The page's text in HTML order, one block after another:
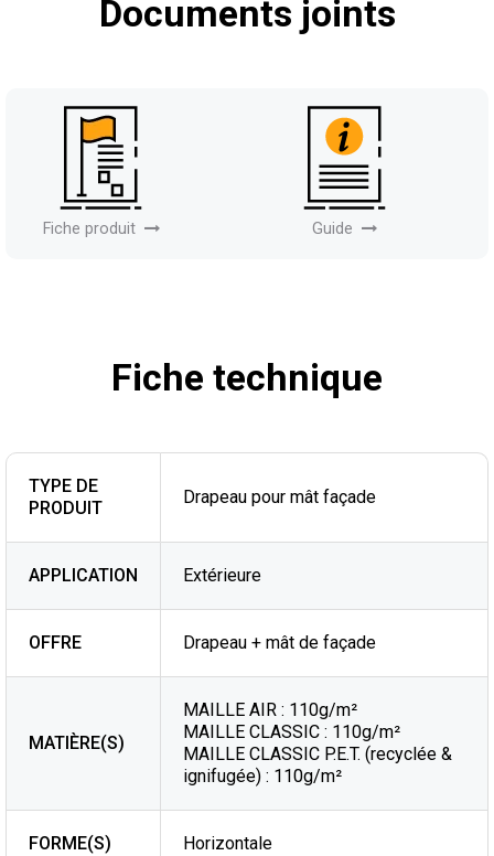
Documents joints
Fiche produit Guide
Fiche technique
TYPE DE
PRODUIT
Drapeau pour mât façade
APPLICATION Extérieure
OFFRE Drapeau + mât de façade
MATIÈRE(S)
MAILLE AIR : 110g/m²
MAILLE CLASSIC : 110g/m²
MAILLE CLASSIC P.E.T. (recyclée &
ignifugée) : 110g/m²
FORME(S) Horizontale